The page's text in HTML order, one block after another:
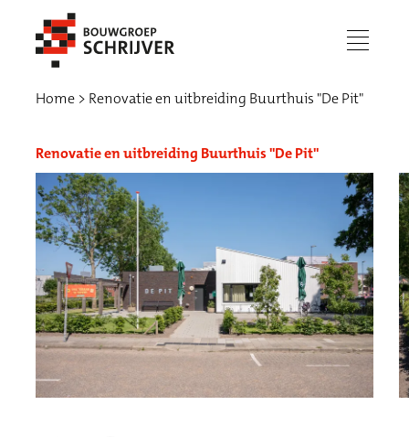
menu
Werken bij
Home Renovatie en uitbreiding Buurthuis "De Pit"
Renovatie en uitbreiding Buurthuis "De Pit"